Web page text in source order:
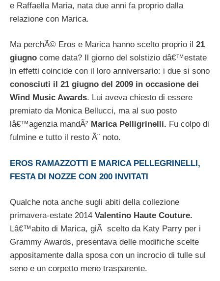
e Raffaella Maria, nata due anni fa proprio dalla
relazione con Marica.
Ma perchÃ© Eros e Marica hanno scelto proprio il 21
giugno come data? Il giorno del solstizio dâ€™estate
in effetti coincide con il loro anniversario: i due si sono
conosciuti il 21 giugno del 2009 in occasione dei
Wind Music Awards. Lui aveva chiesto di essere
premiato da Monica Bellucci, ma al suo posto
lâ€™agenzia mandÃ² Marica Pelligrinelli. Fu colpo di
fulmine e tutto il resto Ã¨ noto.
EROS RAMAZZOTTI E MARICA PELLEGRINELLI,
FESTA DI NOZZE CON 200 INVITATI
Qualche nota anche sugli abiti della collezione
primavera-estate 2014 Valentino Haute Couture.
Lâ€™abito di Marica, giÃ scelto da Katy Parry per i
Grammy Awards, presentava delle modifiche scelte
appositamente dalla sposa con un incrocio di tulle sul
seno e un corpetto meno trasparente.